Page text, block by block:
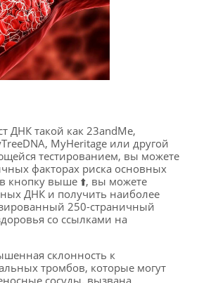
ДНК такой как 23andMe,
MyHeritage или другой
тестированием, вы можете
факторах риска основных
кнопку выше ⬆️, вы можете
ДНК и получить наиболее
250-страничный
со ссылками на
склонность к
тромбов, которые могут